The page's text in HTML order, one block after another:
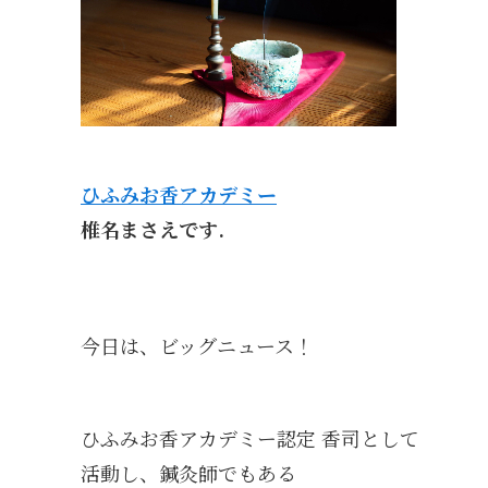
ひふみお香アカデミー
椎名まさえです.
今日は、ビッグニュース！
ひふみお香アカデミー認定 香司として
活動し、鍼灸師でもある